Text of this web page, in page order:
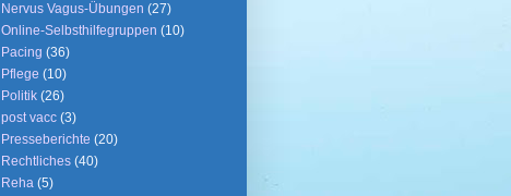
Nervus Vagus-Übungen (27)
Online-Selbsthilfegruppen (10)
Pacing (36)
Pflege (10)
Politik (26)
post vacc (3)
Presseberichte (20)
Rechtliches (40)
Reha (5)